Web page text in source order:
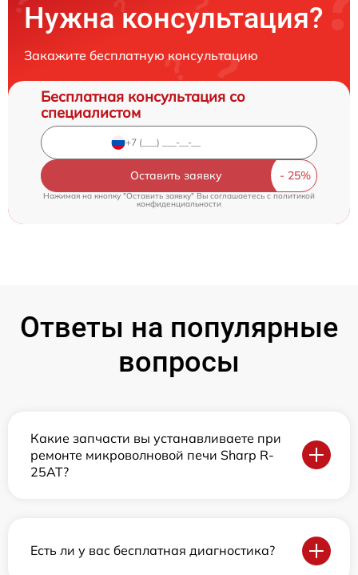
Нужна консультация?
Закажите бесплатную консультацию
Бесплатная консультация со
специалистом
Оставить заявку
Нажимая на кнопку "Оставить заявку" Вы соглашаетесь cполитикой
конфиденциальности
Ответы на популярные
вопросы
Какие запчасти вы устанавливаете при
ремонте микроволновой печи Sharp R-
25AT?
Есть ли у вас бесплатная диагностика?